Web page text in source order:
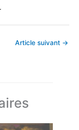
Article suivant →